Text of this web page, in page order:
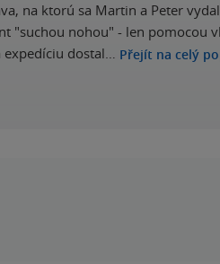
na ktorú sa Martin a Peter
"suchou nohou" - len pomocou
expedíciu dostal… Přejít na celý